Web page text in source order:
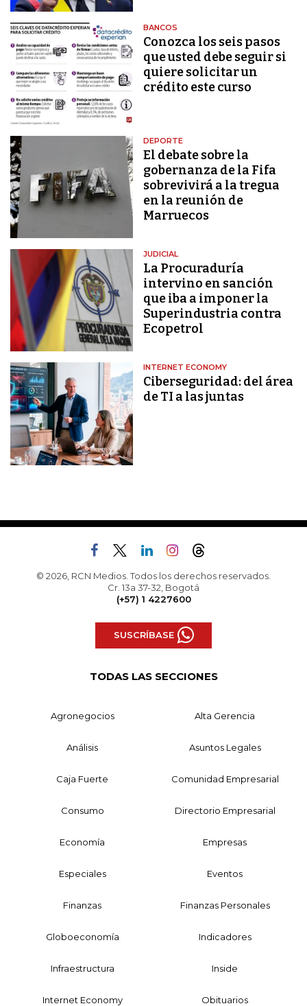
BANCOS
Conozca los seis pasos
que usted debe seguir si
quiere solicitar un
crédito este curso
DEPORTE
El debate sobre la
gobernanza de la Fifa
sobrevivirá a la tregua
en la reunión de
Marruecos
JUDICIAL
La Procuraduría
intervino en sanción
que iba a imponer la
Superindustria contra
Ecopetrol
INTERNET ECONOMY
Ciberseguridad: del área
de TI a las juntas
© 2026, RCN Medios. Todos los derechos reservados.
Cr. 13a 37-32, Bogotá
(+57) 1 4227600
SUSCRÍBASE
TODAS LAS SECCIONES
Agronegocios Alta Gerencia
Análisis Asuntos Legales
Caja Fuerte Comunidad Empresarial
Consumo Directorio Empresarial
Economía Empresas
Especiales Eventos
Finanzas Finanzas Personales
Globoeconomía Indicadores
Infraestructura Inside
Internet Economy Obituarios